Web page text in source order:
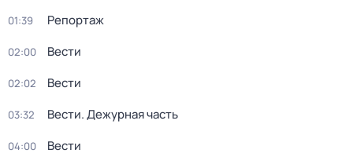
01:39 Репортаж
02:00 Вести
02:02 Вести
03:32 Вести. Дежурная часть
04:00 Вести